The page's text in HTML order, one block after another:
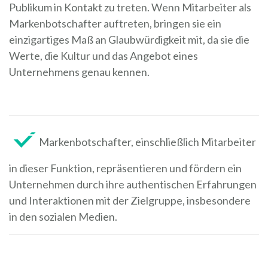
Publikum in Kontakt zu treten. Wenn Mitarbeiter als
Markenbotschafter auftreten, bringen sie ein
einzigartiges Maß an Glaubwürdigkeit mit, da sie die
Werte, die Kultur und das Angebot eines
Unternehmens genau kennen.
Markenbotschafter, einschließlich Mitarbeiter
in dieser Funktion, repräsentieren und fördern ein
Unternehmen durch ihre authentischen Erfahrungen
und Interaktionen mit der Zielgruppe, insbesondere
in den sozialen Medien.